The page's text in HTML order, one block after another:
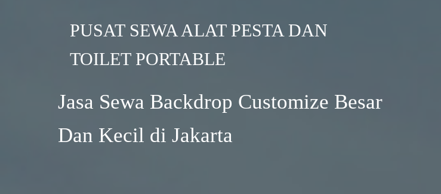
PUSAT SEWA ALAT PESTA DAN
TOILET PORTABLE
Jasa Sewa Backdrop Customize Besar
Dan Kecil di Jakarta